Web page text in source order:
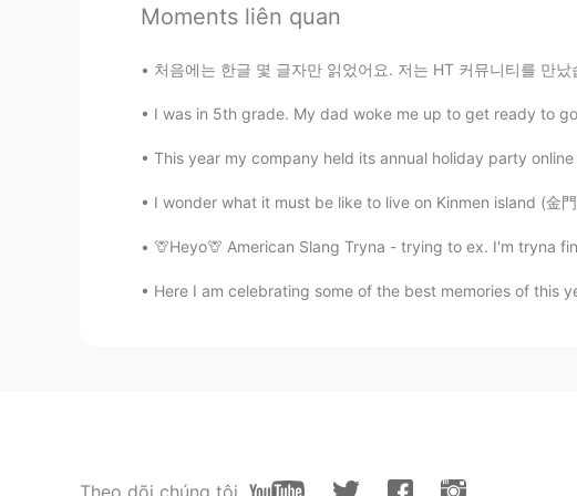
Deacuerdo , los momentos malos son
realmente importa.💕
ES EN
No estoy de acuerdo con tu frase de que
consciencia saludos
Rosher
EN
más justa, más compasiva y más saludable.
Moments liên quan
처음에는 한글 몇 글자만 읽었어요. 저는 HT 커뮤니티를 만났습니다
I was in 5th grade. My dad woke me up to get ready to
This year my company held its annual holiday party
I wonder what it must be like to live on Kinmen island (金
🦒Heyo🦒 American Slang Tryna - trying to ex. I'm tryna
Here I am celebrating some of the best memories of this
Theo dõi chúng tôi